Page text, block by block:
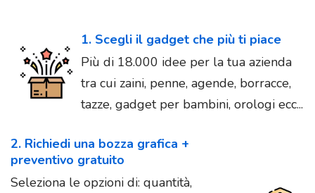
1. Scegli il gadget che più ti piace
Più di 18.000 idee per la tua azienda
tra cui zaini, penne, agende, borracce,
tazze, gadget per bambini, orologi ecc...
2. Richiedi una bozza grafica +
preventivo gratuito
Seleziona le opzioni di: quantità,